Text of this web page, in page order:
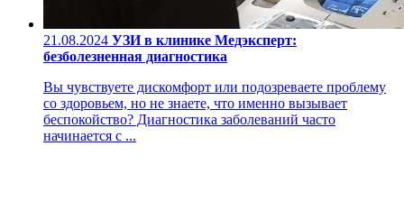
21.08.2024 УЗИ в клинике Медэксперт:
безболезненная диагностика
Вы чувствуете дискомфорт или подозреваете проблему
со здоровьем, но не знаете, что именно вызывает
беспокойство? Диагностика заболеваний часто
начинается с ...